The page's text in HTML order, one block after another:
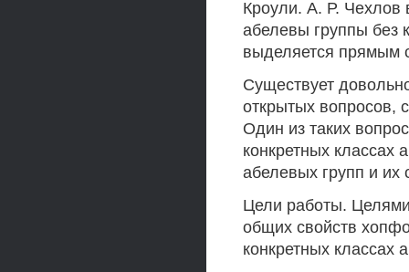
Кроули. А. Р. Чехлов
абелевы группы без
выделяется прямым
Существует
открытых вопросов,
Один из таких
конкретных классах
абелевых групп и их
Цели работы.
общих свойств
конкретных классах